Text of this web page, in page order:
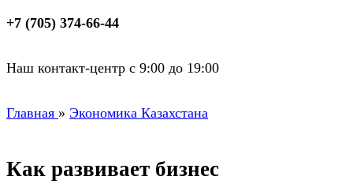
+7 (705) 374-66-44
Наш контакт-центр с 9:00 до 19:00
Главная » Экономика Казахстана
Как развивает бизнес